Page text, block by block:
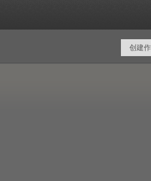
创建